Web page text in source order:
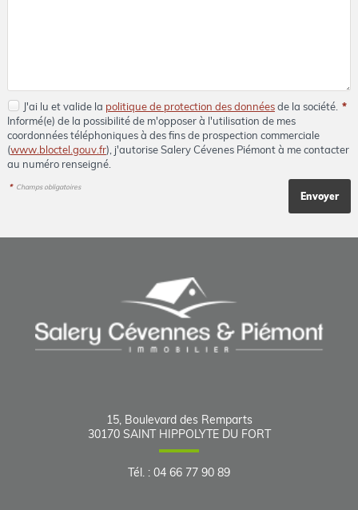
J'ai lu et valide la politique de protection des donnéesde la société. *
Informé(e) de la possibilité de m'opposer à l'utilisation de mes
coordonnées téléphoniques à des fins de prospection commerciale
(www.bloctel.gouv.fr), j'autorise Salery Cévenes Piémont à me contacter
au numéro renseigné.
* Champs obligatoires
15, Boulevard des Remparts
30170 SAINT HIPPOLYTE DU FORT
Tél. : 04 66 77 90 89